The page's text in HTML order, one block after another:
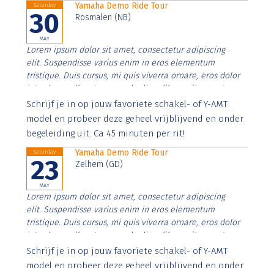
Saturday
30
MAY
Yamaha Demo Ride Tour
Rosmalen (NB)
Lorem ipsum dolor sit amet, consectetur adipiscing
elit. Suspendisse varius enim in eros elementum
tristique. Duis cursus, mi quis viverra ornare, eros dolor
interdum nulla, ut commodo diam libero vitae erat.
Aenean faucibus nibh et justo cursus id rutrum lorem
imperdiet. Nunc ut sem vitae risus tristique posuere.
Schrijf je in op jouw favoriete schakel- of Y-AMT
model en probeer deze geheel vrijblijvend en onder
begeleiding uit. Ca 45 minuten per rit!
Saturday
23
MAY
Yamaha Demo Ride Tour
Zelhem (GD)
Lorem ipsum dolor sit amet, consectetur adipiscing
elit. Suspendisse varius enim in eros elementum
tristique. Duis cursus, mi quis viverra ornare, eros dolor
interdum nulla, ut commodo diam libero vitae erat.
Aenean faucibus nibh et justo cursus id rutrum lorem
imperdiet. Nunc ut sem vitae risus tristique posuere.
Schrijf je in op jouw favoriete schakel- of Y-AMT
model en probeer deze geheel vrijblijvend en onder